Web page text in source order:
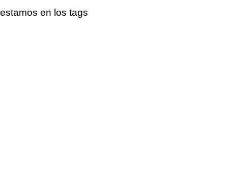
estamos en los tags